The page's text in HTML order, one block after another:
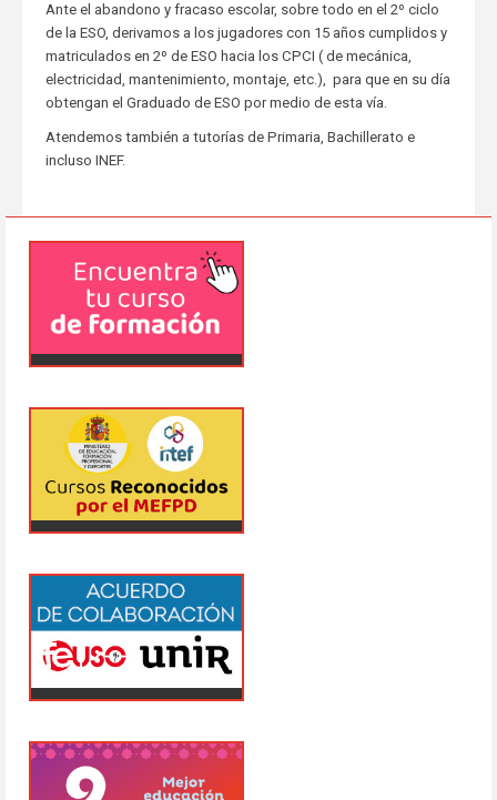
Ante el abandono y fracaso escolar, sobre todo en el 2º ciclo
de la ESO, derivamos a los jugadores con 15 años cumplidos y
matriculados en 2º de ESO hacia los CPCI ( de mecánica,
electricidad, mantenimiento, montaje, etc.), para que en su día
obtengan el Graduado de ESO por medio de esta vía.
Atendemos también a tutorías de Primaria, Bachillerato e
incluso INEF.